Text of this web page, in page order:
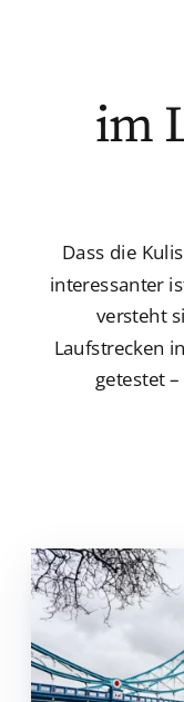
im
Dass die
interessanter
versteht
Laufstrecken
getestet